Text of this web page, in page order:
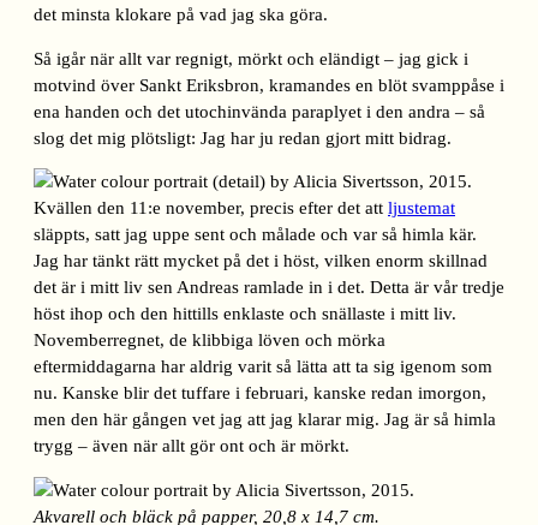
det minsta klokare på vad jag ska göra.
Så igår när allt var regnigt, mörkt och eländigt – jag gick i
motvind över Sankt Eriksbron, kramandes en blöt svamppåse i
ena handen och det utochinvända paraplyet i den andra – så
slog det mig plötsligt: Jag har ju redan gjort mitt bidrag.
Kvällen den 11:e november, precis efter det att ljustemat
släppts, satt jag uppe sent och målade och var så himla kär.
Jag har tänkt rätt mycket på det i höst, vilken enorm skillnad
det är i mitt liv sen Andreas ramlade in i det. Detta är vår tredje
höst ihop och den hittills enklaste och snällaste i mitt liv.
Novemberregnet, de klibbiga löven och mörka
eftermiddagarna har aldrig varit så lätta att ta sig igenom som
nu. Kanske blir det tuffare i februari, kanske redan imorgon,
men den här gången vet jag att jag klarar mig. Jag är så himla
trygg – även när allt gör ont och är mörkt.
Akvarell och bläck på papper, 20,8 x 14,7 cm.